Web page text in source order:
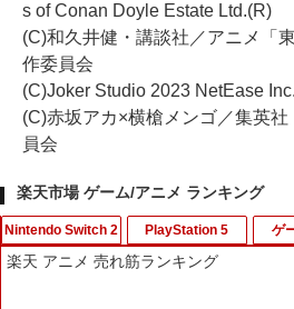
s of Conan Doyle Estate Ltd.(R)
(C)和久井健・講談社／アニメ「
作委員会
(C)Joker Studio 2023 NetEase
(C)赤坂アカ×横槍メンゴ／集英
員会
楽天市場 ゲーム/アニメ ランキング
Nintendo Switch 2 PlayStation 5 ゲ
楽天 アニメ 売れ筋ランキング